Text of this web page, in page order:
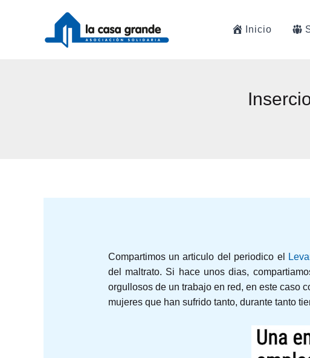
Inicio
Compartimos un articulo del periodico el
del maltrato. Si hace unos dias,
orgullosos de un trabajo en red, en este caso
mujeres que han sufrido tanto, durante tanto